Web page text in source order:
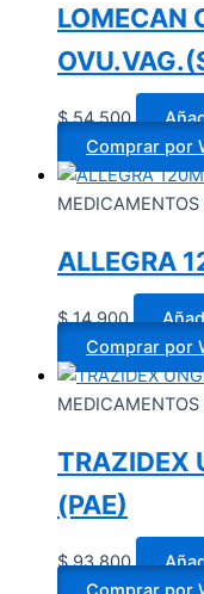
LOMECAN
$54.500
Comprar por
MEDICAMENTOS
ALLEGRA
$14.900
Comprar por
MEDICAMENTOS
TRAZIDEX
(PAE)
$93.800